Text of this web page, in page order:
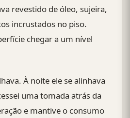
revestido de óleo, sujeira,
incrustados no piso.
chegar a um nível
À noite ele se alinhava
uma tomada atrás da
e mantive o consumo